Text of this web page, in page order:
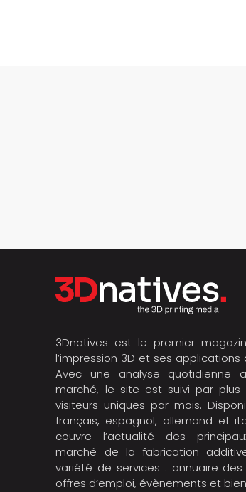
3Dnatives est le premier
l’impression 3D et ses applications
Avec une analyse quotidienne
marché, le site est suivi par plus
visiteurs uniques par mois.
français, espagnol, allemand et
couvre l’actualité des
marché de la fabrication
variété de services : annuaire des
offres d’emploi, évènements et